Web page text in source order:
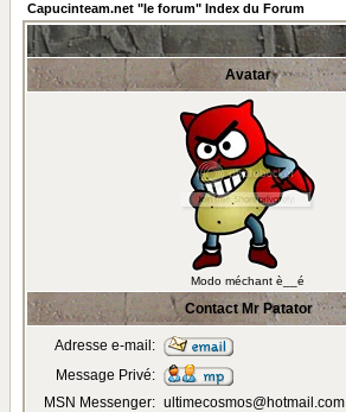
Capucinteam.net "le forum" Index du Forum
Avatar
Modo méchant è__é
Contact Mr Patator
Adresse e-mail:
Message Privé:
MSN Messenger: ultimecosmos@hotmail.com